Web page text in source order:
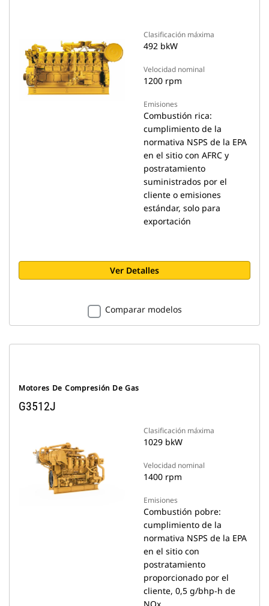
Clasificación máxima
492 bkW
Velocidad nominal
1200 rpm
Emisiones
Combustión rica:
cumplimiento de la
normativa NSPS de la EPA
en el sitio con AFRC y
postratamiento
suministrados por el
cliente o emisiones
estándar, solo para
exportación
Ver Detalles
Comparar modelos
Motores De Compresión De Gas
G3512J
Clasificación máxima
1029 bkW
Velocidad nominal
1400 rpm
Emisiones
Combustión pobre:
cumplimiento de la
normativa NSPS de la EPA
en el sitio con
postratamiento
proporcionado por el
cliente, 0,5 g/bhp-h de